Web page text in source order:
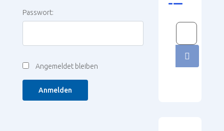
Passwort:
Angemeldet bleiben
Anmelden